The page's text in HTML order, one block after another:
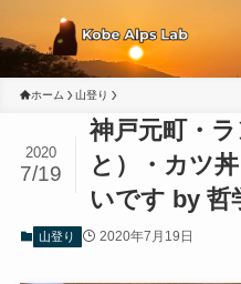
ホーム 山登り
神戸元町・
と）・カツ
いです by 哲
2020
7/19
山登り 2020年7月19日